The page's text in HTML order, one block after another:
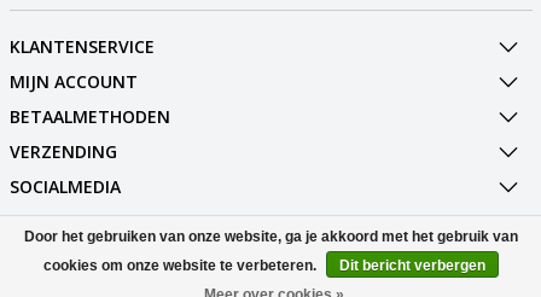
KLANTENSERVICE
MIJN ACCOUNT
BETAALMETHODEN
VERZENDING
SOCIALMEDIA
CONTACT
© Copyright 2026 EM Licht B.V.
Door het gebruiken van onze website, ga je akkoord met het gebruik van
cookies om onze website te verbeteren.
Dit bericht verbergen